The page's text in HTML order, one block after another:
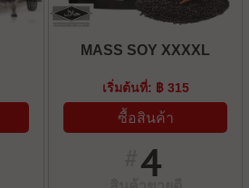
MASS SOY XXXXL
เริ่มต้นที่: ฿ 315
ซื้อสินค้า
4